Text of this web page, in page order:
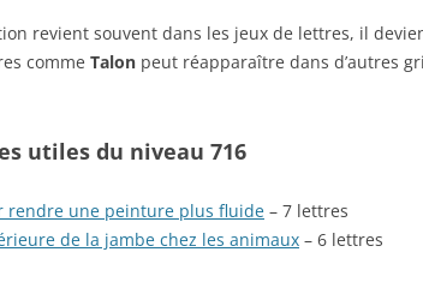
revient souvent dans les jeux de lettres, il
comme Talon peut réapparaître dans d’autres
utiles du niveau 716
rendre une peinture plus fluide – 7 lettres
de la jambe chez les animaux – 6 lettres